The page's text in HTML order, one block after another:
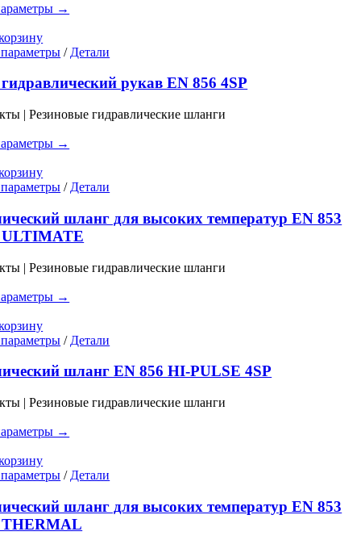
выбрать
странице
товара.
→
Этот
имеет
вариаций.
выбрать
странице
товара.
/ Детали
рукав EN 856 4SP
| Резиновые гидравлические шланги
→
Этот
имеет
несколько
вариаций.
можно
на
/ Детали
шланг для высоких температур EN 853
ULTIMATE
| Резиновые гидравлические шланги
→
Этот
имеет
вариаций.
выбрать
странице
товара.
/ Детали
шланг EN 856 HI-PULSE 4SP
| Резиновые гидравлические шланги
→
Этот
имеет
несколько
вариаций.
/ Детали
шланг для высоких температур EN 853
THERMAL